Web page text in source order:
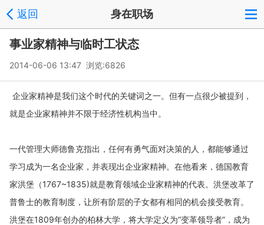
返回 身在职场
事业家精神与临时工状态
2014-06-06 13:47 浏览:6826
企业家精神是我们这个时代的关键词之一。但有一点很少被提到，
就是企业家精神并不限于经济性机构当中。
一代管理大师德鲁克指出，任何有勇气面对决策的人，都能够通过
学习成为一名企业家，并表现出企业家精神。在他看来，德国教育
家洪堡（ 1767~1835)就是教育领域企业家精神的代表。洪堡改革了
普鲁士的教育制度，让所有阶层的子女都有相同的机会接受教育。
洪堡在1809年创办的柏林大学，将大学定义为“变革领导者”，成为